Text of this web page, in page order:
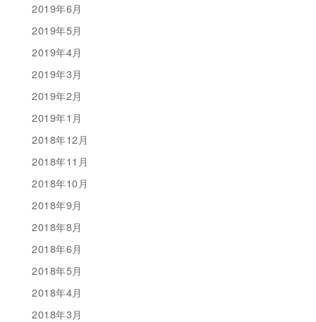
2019年6月
2019年5月
2019年4月
2019年3月
2019年2月
2019年1月
2018年12月
2018年11月
2018年10月
2018年9月
2018年8月
2018年6月
2018年5月
2018年4月
2018年3月